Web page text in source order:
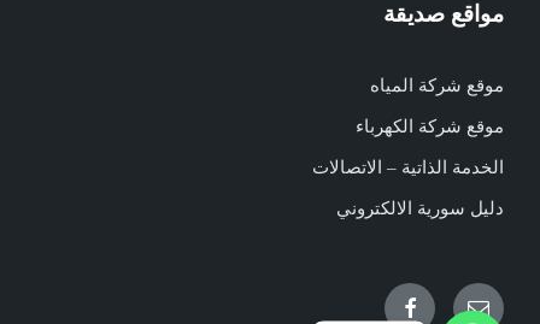
مواقع صديقة
موقع شركة المياه
موقع شركة الكهرباء
الخدمة الذاتية – الاتصالات
دليل سورية الالكتروني
Email
Facebook